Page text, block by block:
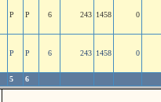
P P 6 243 1458 0
P P 6 243 1458 0
5 6